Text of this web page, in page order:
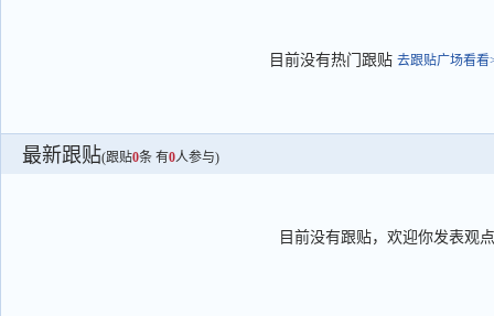
目前没有热门跟贴 去跟贴广场看看
最新跟贴(跟贴0条 有0人参与)
目前没有跟贴，欢迎你发表观点